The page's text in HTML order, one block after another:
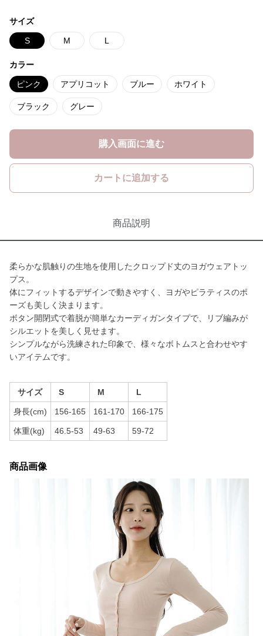
サイズ
S M L
カラー
ピンク アプリコット ブルー ホワイト
ブラック グレー
購入画面に進む
カートに追加する
商品説明
柔らかな肌触りの生地を使用したクロップド丈のヨガウェアトッ
プス。
体にフィットするデザインで動きやすく、ヨガやピラティスのポ
ーズも美しく決まります。
ボタン開閉式で着脱が簡単なカーディガンタイプで、リブ編みが
シルエットを美しく見せます。
シンプルながら洗練された印象で、様々なボトムスと合わせやす
いアイテムです。
サイズ S M L
身長(cm) 156-165 161-170 166-175
体重(kg) 46.5-53 49-63 59-72
商品画像